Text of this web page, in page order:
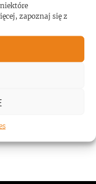
zapoznaj się z